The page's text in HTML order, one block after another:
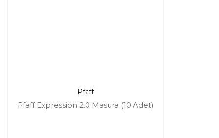
Pfaff
Pfaff Expression 2.0 Masura (10 Adet)